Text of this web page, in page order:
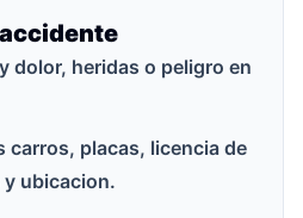
dolor, heridas o peligro en
carros, placas, licencia de
y ubicacion.